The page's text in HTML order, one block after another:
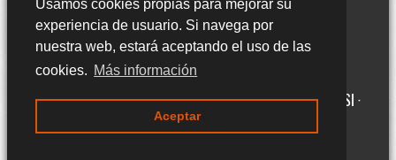
Usamos cookies propias para mejorar su
experiencia de usuario. Si navega por
nuestra web, estará aceptando el uso de las
cookies. Más información
Aceptar
Gigantillas 3, 3ºA - 50015 Zaragoza (Zaragoza) ·Aviso legal LSSI ·
Política de cookies · Política de privacidad